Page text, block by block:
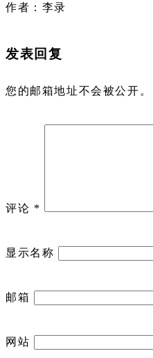
作者：李录
发表回复
您的邮箱地址不会被公开。
评论 *
显示名称
邮箱
网站